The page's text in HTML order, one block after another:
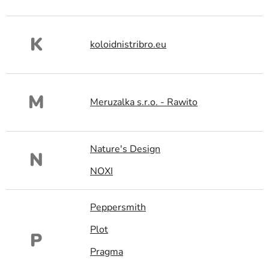
K koloidnistribro.eu
M Meruzalka s.r.o. - Rawito
N
Nature's Design
NOXI
P
Peppersmith
Plot
Pragma